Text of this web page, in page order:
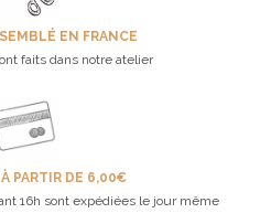
EN FRANCE
faits dans notre atelier
PARTIR DE 6,00€
16h sont expédiées le jour même